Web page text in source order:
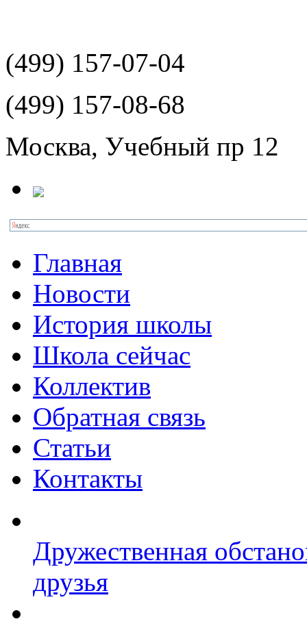
(499) 157-07-04
(499) 157-08-68
Москва, Учебный пр 12
Главная
Новости
История школы
Школа сейчас
Коллектив
Обратная связь
Статьи
Контакты
Дружественная
друзья